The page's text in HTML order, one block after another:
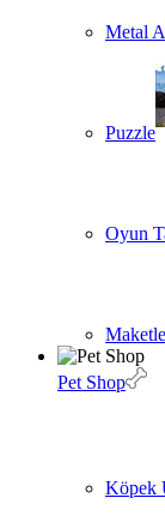
Metal
Puzzle
Oyun
Pet Shop
Köpek